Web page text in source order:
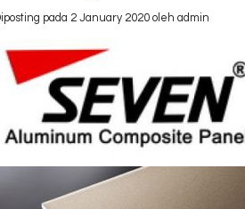
pada 2 January 2020 oleh admin